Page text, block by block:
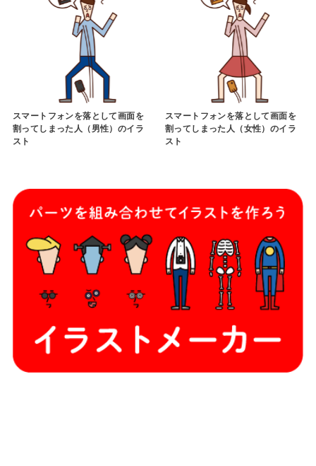
スマートフォンを落として画面を
割ってしまった人（男性）のイラ
スト
スマートフォンを落として画面を
割ってしまった人（女性）のイラ
スト